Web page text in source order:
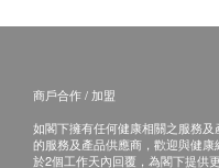
商戶合作 / 加盟
如閣下擁有任何健康相關之服務
的服務及產品供應商，歡迎與健
於2個工作天內回覆，為閣下提供